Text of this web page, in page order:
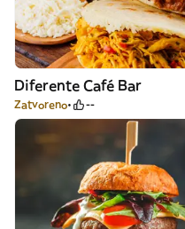
Diferente Café Bar
Zatvoreno --